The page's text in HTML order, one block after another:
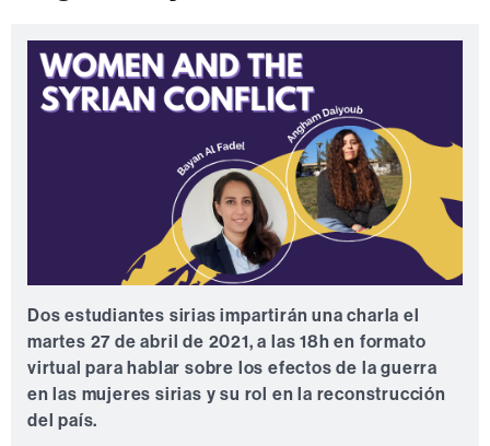
Dos estudiantes sirias impartirán una charla el
martes 27 de abril de 2021, a las 18h en formato
virtual para hablar sobre los efectos de la guerra
en las mujeres sirias y su rol en la reconstrucción
del país.